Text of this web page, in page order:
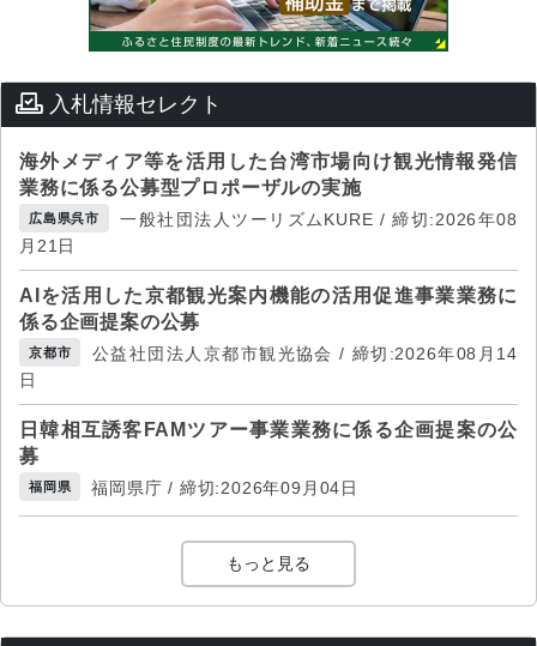
入札情報セレクト
海外メディア等を活用した台湾市場向け観光情報発信
業務に係る公募型プロポーザルの実施
広島県呉市
一般社団法人ツーリズムKURE / 締切:2026年08
月21日
AIを活用した京都観光案内機能の活用促進事業業務に
係る企画提案の公募
京都市
公益社団法人京都市観光協会 / 締切:2026年08月14
日
日韓相互誘客FAMツアー事業業務に係る企画提案の公
募
福岡県 福岡県庁 / 締切:2026年09月04日
もっと見る